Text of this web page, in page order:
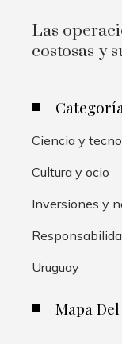
Las
costosas y
Ciencia y
Cultura y ocio
Inversiones y
Uruguay
Mapa